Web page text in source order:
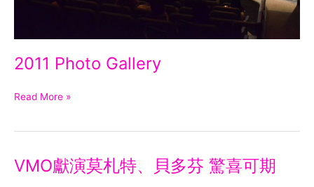
2011 Photo Gallery
Read More »
VMO獻演莫札特、貝多芬 驚喜可期
VMO